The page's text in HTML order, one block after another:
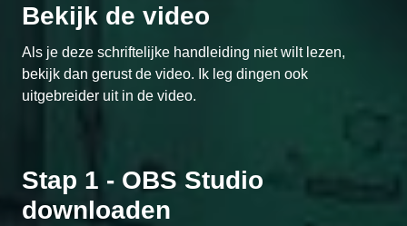
Bekijk de video
Als je deze schriftelijke handleiding niet wilt lezen,
bekijk dan gerust de video. Ik leg dingen ook
uitgebreider uit in de video.
Stap 1 - OBS Studio
downloaden